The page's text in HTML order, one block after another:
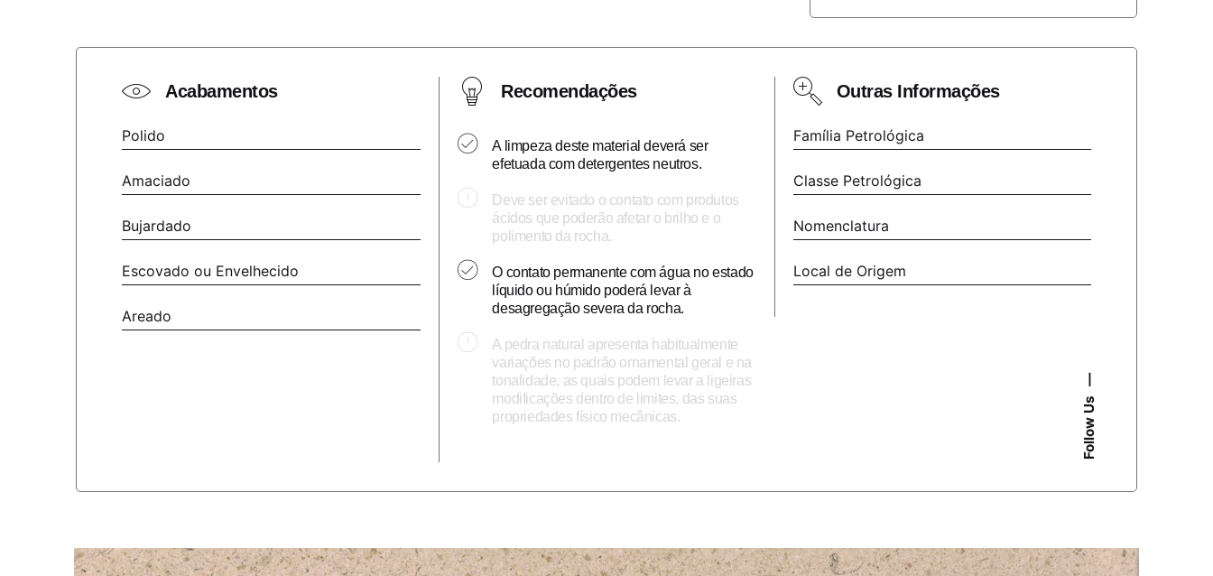
Follow Us
Acabamentos
Polido
Amaciado
Bujardado
Escovado ou Envelhecido
Areado
Recomendações
A limpeza deste material deverá ser
efetuada com detergentes neutros.
Deve ser evitado o contato com produtos
ácidos que poderão afetar o brilho e o
polimento da rocha.
O contato permanente com água no estado
líquido ou húmido poderá levar à
desagregação severa da rocha.
A pedra natural apresenta habitualmente
variações no padrão ornamental geral e na
tonalidade, as quais podem levar a ligeiras
modificações dentro de limites, das suas
propriedades físico mecânicas.
Outras Informações
Família Petrológica
Classe Petrológica
Nomenclatura
Local de Origem